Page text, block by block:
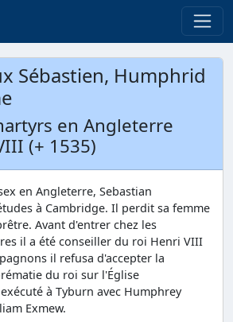
Sébastien, Humphrid
en Angleterre
(+ 1535)
en Angleterre, Sebastian
à Cambridge. Il perdit sa femme
Avant d'entrer chez les
il a été conseiller du roi Henri VIII
il refusa d'accepter la
du roi sur l'Église
à Tyburn avec Humphrey
Exmew.